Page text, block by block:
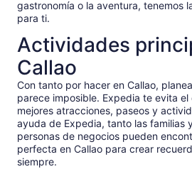
gastronomía o la aventura, tenemos
para ti.
Actividades
Callao
Con tanto por hacer en Callao,
parece imposible. Expedia te evita
mejores atracciones, paseos y
ayuda de Expedia, tanto las familias
personas de negocios pueden
perfecta en Callao para crear
siempre.